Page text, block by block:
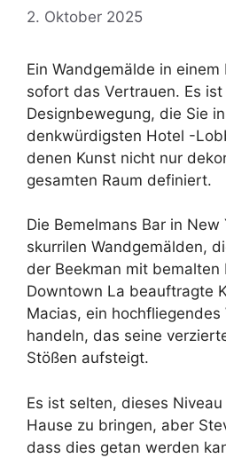
2. Oktober 2025
Ein Wandgemälde in
sofort das Vertrauen. Es
Designbewegung, die Sie
denkwürdigsten Hotel -
denen Kunst nicht nur
gesamten Raum definiert.
Die Bemelmans Bar in New
skurrilen Wandgemälden,
der Beekman mit bemalten
Downtown La beauftragte
Macias, ein hochfliegendes
handeln, das seine
Stößen aufsteigt.
Es ist selten, dieses
Hause zu bringen, aber
dass dies getan werden